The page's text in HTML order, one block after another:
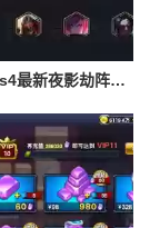
Lol云顶之弈s4最新夜影劫阵容搭配，云顶之奕夜影劫阵容